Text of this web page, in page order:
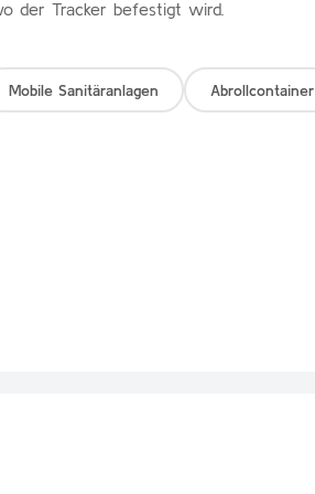
der Tracker befestigt wird.
Mobile Sanitäranlagen Abrollcontainer